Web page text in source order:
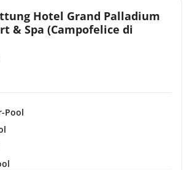
Hotel Grand Palladium
& Spa (Campofelice di
Pool